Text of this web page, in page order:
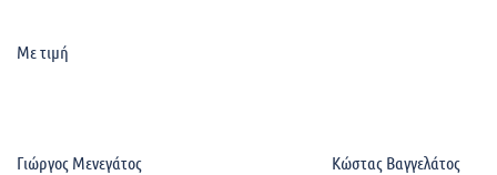
Με τιμή
Γιώργος Μενεγάτος Κώστας Βαγγελάτος